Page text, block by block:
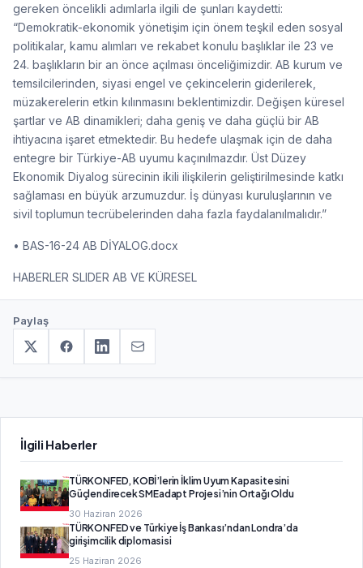
gereken öncelikli adımlarla ilgili de şunları kaydetti:
“Demokratik-ekonomik yönetişim için önem teşkil eden sosyal
politikalar, kamu alımları ve rekabet konulu başlıklar ile 23 ve
24. başlıkların bir an önce açılması önceliğimizdir. AB kurum ve
temsilcilerinden, siyasi engel ve çekincelerin giderilerek,
müzakerelerin etkin kılınmasını beklentimizdir. Değişen küresel
şartlar ve AB dinamikleri; daha geniş ve daha güçlü bir AB
ihtiyacına işaret etmektedir. Bu hedefe ulaşmak için de daha
entegre bir Türkiye-AB uyumu kaçınılmazdır. Üst Düzey
Ekonomik Diyalog sürecinin ikili ilişkilerin geliştirilmesinde katkı
sağlaması en büyük arzumuzdur. İş dünyası kuruluşlarının ve
sivil toplumun tecrübelerinden daha fazla faydalanılmalıdır.”
• BAS-16-24 AB DİYALOG.docx
HABERLER SLIDER AB VE KÜRESEL
Paylaş
İlgili Haberler
TÜRKONFED, KOBİ’lerin İklim Uyum Kapasitesini
Güçlendirecek SMEadapt Projesi’nin Ortağı Oldu
30 Haziran 2026
TÜRKONFED ve Türkiye İş Bankası’ndan Londra’da
girişimcilik diplomasisi
25 Haziran 2026